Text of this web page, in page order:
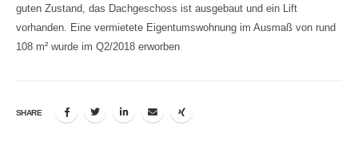
guten Zustand, das Dachgeschoss ist ausgebaut und ein Lift
vorhanden. Eine vermietete Eigentumswohnung im Ausmaß von rund
108 m² wurde im Q2/2018 erworben
SHARE